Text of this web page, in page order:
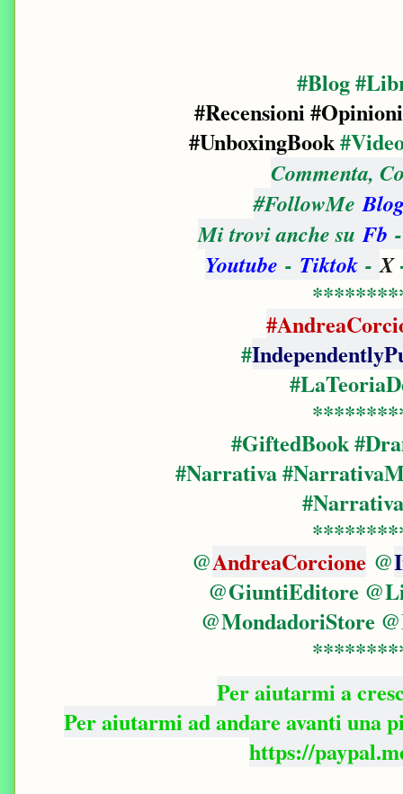
#Blog
#Recensioni #Opinioni
#UnboxingBook
Commenta,
#FollowMe
Mi trovi anche suFb
Youtube - Tiktok-X
#
#GiftedBook
#Narrativa
@AndreaCorcione@
@GiuntiEditore
@MondadoriStore
Per aiutarmi a
Per aiutarmi ad andare avanti una
https://